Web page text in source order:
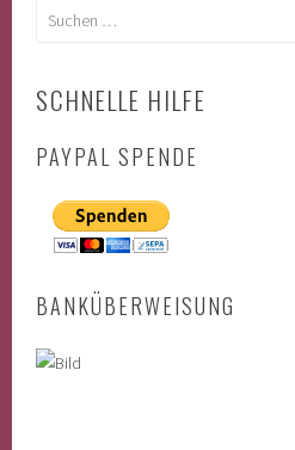
Suchen
SCHNELLE HILFE
PAYPAL SPENDE
BANKÜBERWEISUNG